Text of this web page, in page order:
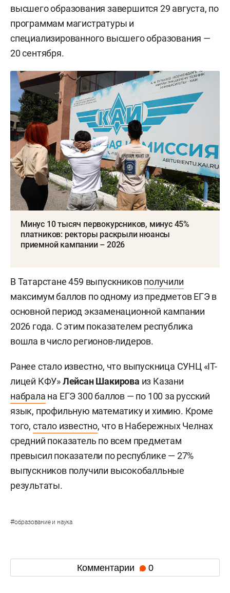
высшего образования завершится 29 августа, по
программам магистратуры и
специализированного высшего образования —
20 сентября.
Минус 10 тысяч первокурсников, минус 45%
платников: ректоры раскрыли нюансы
приемной кампании – 2026
В Татарстане 459 выпускниковполучили
максимум баллов по одному из предметов ЕГЭ в
основной период экзаменационной кампании
2026 года. С этим показателем республика
вошла в число регионов-лидеров.
Ранее стало известно, что выпускница СУНЦ «IT-
лицей КФУ»Лейсан Шакирова из Казани
набрала на ЕГЭ 300 баллов — по 100 за русский
язык, профильную математику и химию. Кроме
того, стало известно, что в Набережных Челнах
средний показатель по всем предметам
превысил показатели по республике — 27%
выпускников получили высокобалльные
результаты.
#образование и наука
Комментарии 0